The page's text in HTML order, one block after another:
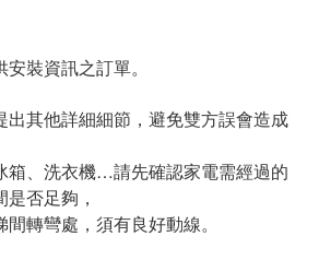
裝資訊之訂單。
出其他詳細細節，避免雙方誤會造成
箱、洗衣機…請先確認家電需經過的
否足夠，
轉彎處，須有良好動線。